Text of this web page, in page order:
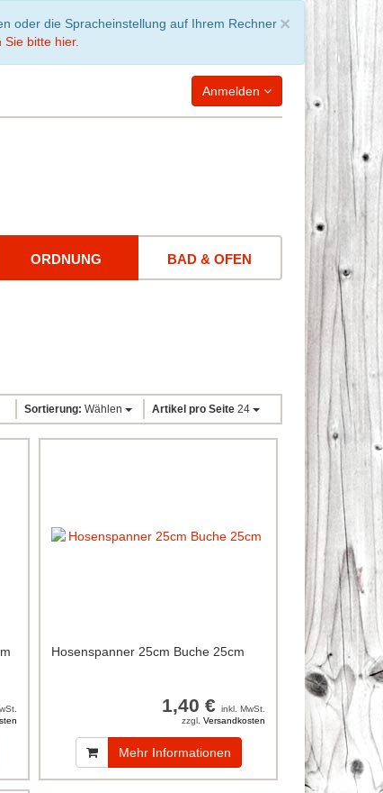
× Schließen
oder die Spracheinstellung auf Ihrem Rechner
bitte hier.
Anmelden
ORDNUNG BAD & OFEN
Sortierung: Wählen Artikel pro Seite 24
Hosenspanner 25cm Buche 25cm
1,40 € inkl. MwSt.
zzgl. Versandkosten
Mehr Informationen